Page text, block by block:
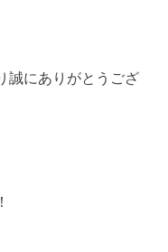
誠にありがとうござ